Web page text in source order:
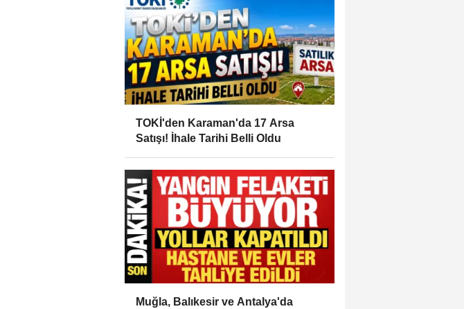
TOKİ'den Karaman'da 17 Arsa
Satışı! İhale Tarihi Belli Oldu
Muğla, Balıkesir ve Antalya'da